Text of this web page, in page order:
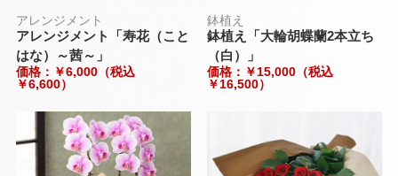
アレンジメント
アレンジメント「寿花（こと
はな）～茜～」
価格：￥6,000（税込
￥6,600）
鉢植え
鉢植え「大輪胡蝶蘭2本立ち
（白）」
価格：￥15,000（税込
￥16,500）